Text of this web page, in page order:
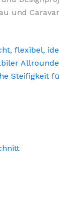
und
flexibel,
Steifigkeit